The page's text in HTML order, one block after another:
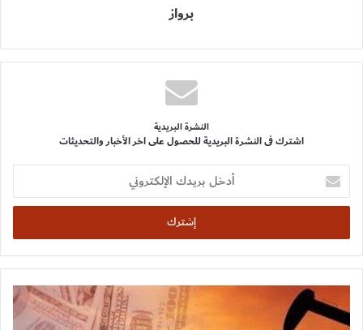
برواز
النشرة البريدية
اشترك فى النشرة البريدية للحصول على اخر الأخبار والتحديثات
أدخل
بريدك
الإلكتروني